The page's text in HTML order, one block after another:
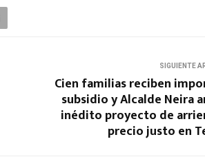
SIGUIENTE
Cien familias reciben
subsidio y Alcalde Neira
inédito proyecto de
precio justo en